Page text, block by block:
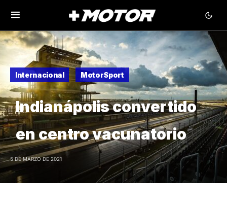
Internacional MotorSport
Indianápolis convertido
en centro vacunatorio
5 DE MARZO DE 2021